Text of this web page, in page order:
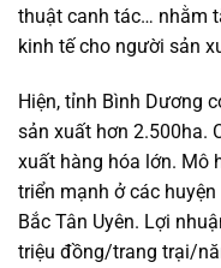
thuật canh tác… nhằm
kinh tế cho người sản
Hiện, tỉnh Bình Dương
sản xuất hơn 2.500ha.
xuất hàng hóa lớn. Mô
triển mạnh ở các huyện
Bắc Tân Uyên. Lợi
triệu đồng/trang trại/